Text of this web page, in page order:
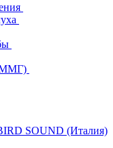
SOUND (Италия)